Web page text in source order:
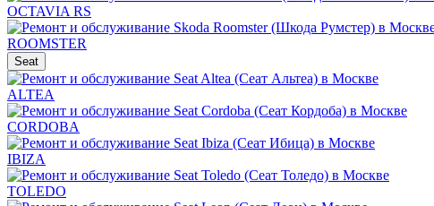
OCTAVIA RS
ROOMSTER
Seat
ALTEA
CORDOBA
IBIZA
TOLEDO